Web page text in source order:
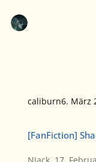
caliburn6. März
[FanFiction]